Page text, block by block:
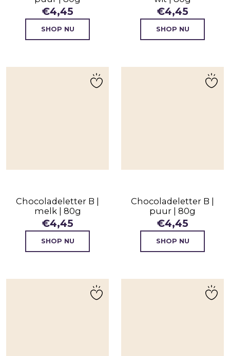
€4,45
SHOP NU
€4,45
SHOP NU
Chocoladeletter B |
melk | 80g
€4,45
SHOP NU
Chocoladeletter B |
puur | 80g
€4,45
SHOP NU